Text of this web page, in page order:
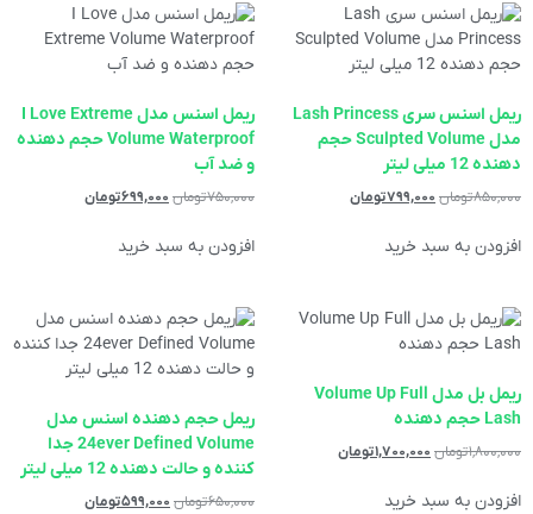
ریمل اسنس سری Lash Princess
مدل Sculpted Volume حجم
دهنده 12 میلی لیتر
۸۵۰,۰۰۰تومان ۷۹۹,۰۰۰تومان
افزودن به سبد خرید
ریمل اسنس مدل I Love Extreme
Volume Waterproof حجم دهنده
و ضد آب
۷۵۰,۰۰۰تومان ۶۹۹,۰۰۰تومان
افزودن به سبد خرید
ریمل بل مدل Volume Up Full
Lash حجم دهنده
۱,۸۰۰,۰۰۰تومان ۱,۷۰۰,۰۰۰تومان
افزودن به سبد خرید
ریمل حجم دهنده اسنس مدل
24ever Defined Volume جدا
کننده و حالت دهنده 12 میلی لیتر
۶۵۰,۰۰۰تومان ۵۹۹,۰۰۰تومان